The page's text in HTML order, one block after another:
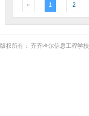
« 1 2
版权所有： 齐齐哈尔信息工程学校